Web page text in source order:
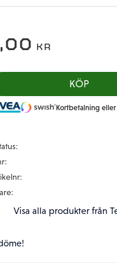
KR
KÖP
Kortbetalning
Visa alla produkter från